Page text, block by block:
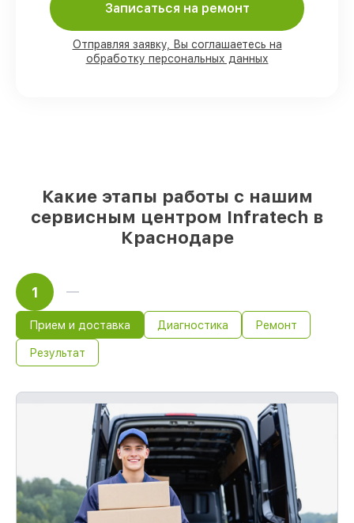
клиента
90%
запчастей Infratech имеются на
складе в Краснодаре, остальные
доступны для срочного заказа
Записаться на ремонт
Отправляя заявку, Вы соглашаетесь на
обработку персональных данных
Какие этапы работы с нашим
сервисным центром Infratech в
Краснодаре
1
Прием и доставка Диагностика Ремонт
Результат